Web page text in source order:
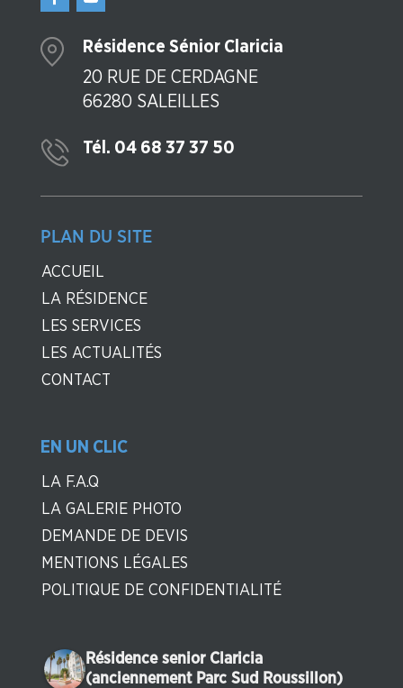
Résidence Sénior Claricia
20 RUE DE CERDAGNE
66280 SALEILLES
Tél. 04 68 37 37 50
PLAN DU SITE
ACCUEIL
LA RÉSIDENCE
LES SERVICES
LES ACTUALITÉS
CONTACT
EN UN CLIC
LA F.A.Q
LA GALERIE PHOTO
DEMANDE DE DEVIS
MENTIONS LÉGALES
POLITIQUE DE CONFIDENTIALITÉ
Résidence senior Claricia
(anciennement Parc Sud Roussillon)